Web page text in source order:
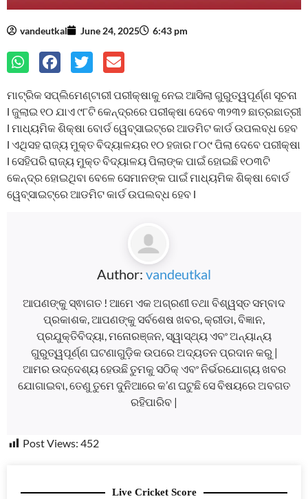
vandeutkal June 24, 2025 6:43 pm
ମାଟ୍ରିକ ସପ୍ଲିମେଣ୍ଟାରୀ ପରୀକ୍ଷାକୁ ନେଇ ଆସିଲା ଗୁରୁତ୍ୱପୂର୍ଣ୍ଣ ସୂଚନା
l ଜୁଲାଇ ୧୦ ଯାଏ ୯୮ଟି କେନ୍ଦ୍ରରେ ପରୀକ୍ଷା ଦେବେ ୩୨୩୨ ଛାତ୍ରଛାତ୍ରୀ
l ମାଧ୍ୟମିକ ଶିକ୍ଷା ବୋର୍ଡ ୱେବ୍‌ସାଇଟ୍‌ରେ ଆଡମିଟ କାର୍ଡ ଉପଲବ୍ଧ ହେବ
l ଏଥିସହ ରାଜ୍ୟ ମୁକ୍ତ ବିଦ୍ୟାଳୟର ୧୦ ହଜାର ୮୦୯ ପିଲା ଦେବେ ପରୀକ୍ଷା
l ସେହିପରି ରାଜ୍ୟ ମୁକ୍ତ ବିଦ୍ୟାଳୟ ପିଲାଙ୍କ ପାଇଁ ହୋଇଛି ୧୦୩ଟି
କେନ୍ଦ୍ର ହୋଇଥିବା ବେଳେ ସେମାନଙ୍କ ପାଇଁ ମାଧ୍ୟମିକ ଶିକ୍ଷା ବୋର୍ଡ
ୱେବ୍‌ସାଇଟ୍‌ରେ ଆଡମିଟ କାର୍ଡ ଉପଲବ୍ଧ ହେବ l
Author: vandeutkal
ଆପଣଙ୍କୁ ସ୍ଵାଗତ ! ଆମେ ଏକ ଅଗ୍ରଣୀ ତଥା ବିଶ୍ୱସ୍ତ ସମ୍ବାଦ
ପ୍ରକାଶକ, ଆପଣଙ୍କୁ ସର୍ବଶେଷ ଖବର, କ୍ରୀଡା, ବିଜ୍ଞାନ,
ପ୍ରଯୁକ୍ତିବିଦ୍ୟା, ମନୋରଞ୍ଜନ, ସ୍ୱାସ୍ଥ୍ୟ ଏବଂ ଅନ୍ୟାନ୍ୟ
ଗୁରୁତ୍ୱପୂର୍ଣ୍ଣ ଘଟଣାଗୁଡ଼ିକ ଉପରେ ଅଦ୍ୟତନ ପ୍ରଦାନ କରୁ |
ଆମର ଉଦ୍ଦେଶ୍ୟ ହେଉଛି ତୁମକୁ ସଠିକ୍ ଏବଂ ନିର୍ଭରଯୋଗ୍ୟ ଖବର
ଯୋଗାଇବା, ତେଣୁ ତୁମେ ଦୁନିଆରେ କ’ଣ ଘଟୁଛି ସେ ବିଷୟରେ ଅବଗତ
ରହିପାରିବ |
Post Views: 452
Live Cricket Score